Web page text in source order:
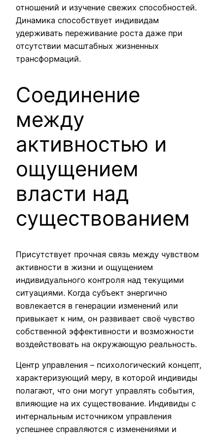
отношений и изучение свежих способностей.
Динамика способствует индивидам
удерживать переживание роста даже при
отсутствии масштабных жизненных
трансформаций.
Соединение
между
активностью и
ощущением
власти над
существованием
Присутствует прочная связь между чувством
активности в жизни и ощущением
индивидуального контроля над текущими
ситуациями. Когда субъект энергично
вовлекается в генерации изменений или
привыкает к ним, он развивает своё чувство
собственной эффективности и возможности
воздействовать на окружающую реальность.
Центр управления – психологический концепт,
характеризующий меру, в которой индивиды
полагают, что они могут управлять события,
влияющие на их существование. Индивиды с
интернальным источником управления
успешнее справляются с изменениями и